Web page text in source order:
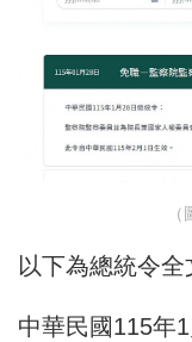
以下為總統令全
中華民國115年